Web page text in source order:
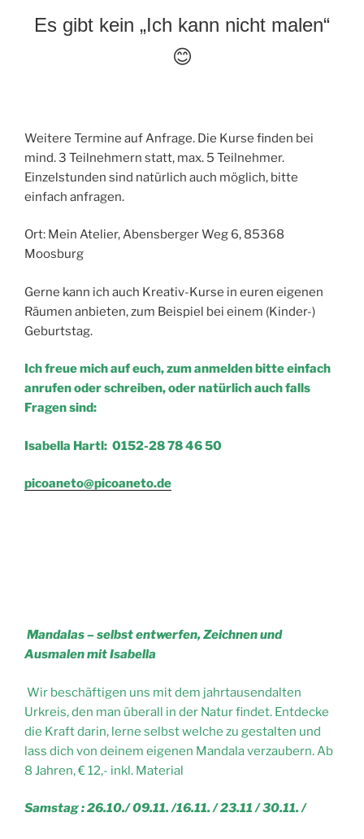
Es gibt kein „Ich kann nicht malen“
😊
Weitere Termine auf Anfrage. Die Kurse finden bei
mind. 3 Teilnehmern statt, max. 5 Teilnehmer.
Einzelstunden sind natürlich auch möglich, bitte
einfach anfragen.
Ort: Mein Atelier, Abensberger Weg 6, 85368
Moosburg
Gerne kann ich auch Kreativ-Kurse in euren eigenen
Räumen anbieten, zum Beispiel bei einem (Kinder-)
Geburtstag.
Ich freue mich auf euch, zum anmelden bitte einfach
anrufen oder schreiben, oder natürlich auch falls
Fragen sind:
Isabella Hartl: 0152-28 78 46 50
picoaneto@picoaneto.de
Mandalas – selbst entwerfen, Zeichnen und
Ausmalen mit Isabella
Wir beschäftigen uns mit dem jahrtausendalten
Urkreis, den man überall in der Natur findet. Entdecke
die Kraft darin, lerne selbst welche zu gestalten und
lass dich von deinem eigenen Mandala verzaubern. Ab
8 Jahren, € 12,- inkl. Material
Samstag : 26.10./ 09.11. /16.11. / 23.11 / 30.11. /